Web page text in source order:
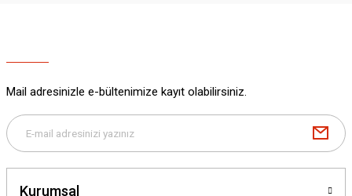
Bu ürüne benzer farklı alternatifler olmalı.
Mail adresinizle e-bültenimize kayıt olabilirsiniz.
Kurumsal